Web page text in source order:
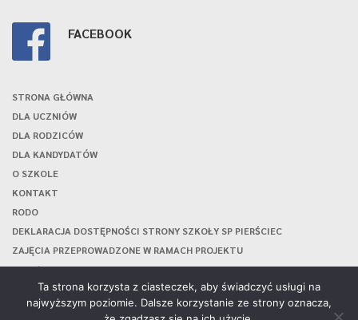
FACEBOOK
STRONA GŁÓWNA
DLA UCZNIÓW
DLA RODZICÓW
DLA KANDYDATÓW
O SZKOLE
KONTAKT
RODO
DEKLARACJA DOSTĘPNOŚCI STRONY SZKOŁY SP PIERŚCIEC
ZAJĘCIA PRZEPROWADZONE W RAMACH PROJEKTU
SZKOŁA ODPOWIEDZIALNA CYFROWO
POLITYKA OCHRONY DZIECI
Ta strona korzysta z ciasteczek, aby świadczyć usługi na
najwyższym poziomie. Dalsze korzystanie ze strony oznacza,